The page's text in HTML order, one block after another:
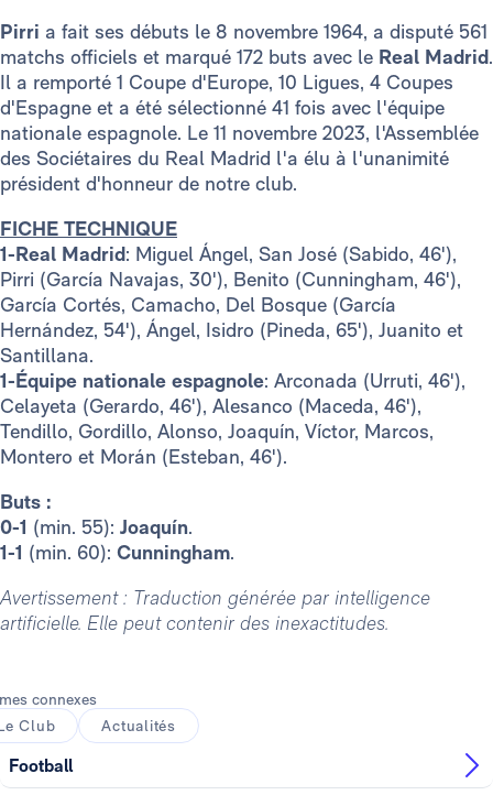
Pirri a fait ses débuts le 8 novembre 1964, a disputé 561
matchs officiels et marqué 172 buts avec le Real Madrid.
Il a remporté 1 Coupe d'Europe, 10 Ligues, 4 Coupes
d'Espagne et a été sélectionné 41 fois avec l'équipe
nationale espagnole. Le 11 novembre 2023, l'Assemblée
des Sociétaires du Real Madrid l'a élu à l'unanimité
président d'honneur de notre club.
FICHE TECHNIQUE
1-Real Madrid: Miguel Ángel, San José (Sabido, 46'),
Pirri (García Navajas, 30'), Benito (Cunningham, 46'),
García Cortés, Camacho, Del Bosque (García
Hernández, 54'), Ángel, Isidro (Pineda, 65'), Juanito et
Santillana.
1-Équipe nationale espagnole: Arconada (Urruti, 46'),
Celayeta (Gerardo, 46'), Alesanco (Maceda, 46'),
Tendillo, Gordillo, Alonso, Joaquín, Víctor, Marcos,
Montero et Morán (Esteban, 46').
Buts :
0-1 (min. 55): Joaquín.
1-1 (min. 60): Cunningham.
Avertissement : Traduction générée par intelligence
artificielle. Elle peut contenir des inexactitudes.
connexes
Club
Actualités
Football